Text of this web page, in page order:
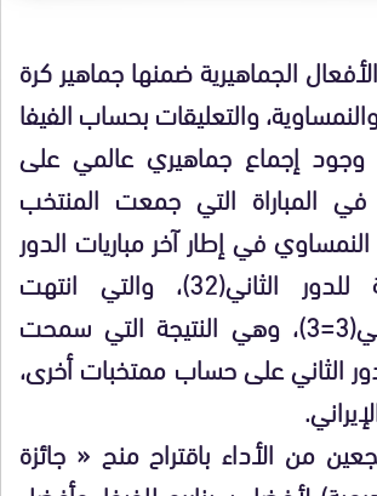
الجماهيرية ضمنها جماهير كرة
والتعليقات بحساب الفيفا
وجود إجماع جماهيري عالمي على
في المباراة التي جمعت المنتخب
النمساوي في إطار آخر مباريات الدور
الأول المؤهلة للدور الثاني(32)، والتي انتهت
بالتعادل الإيجابي(3=3)، وهي النتيجة التي سمحت
الثاني على حساب ممتخبات أخرى،
من الأداء باقتراح منح « جائزة